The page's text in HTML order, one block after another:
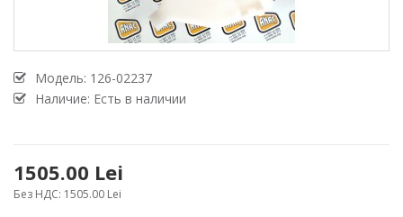
Модель: 126-02237
Наличие: Есть в наличии
1505.00 Lei
Без НДС: 1505.00 Lei